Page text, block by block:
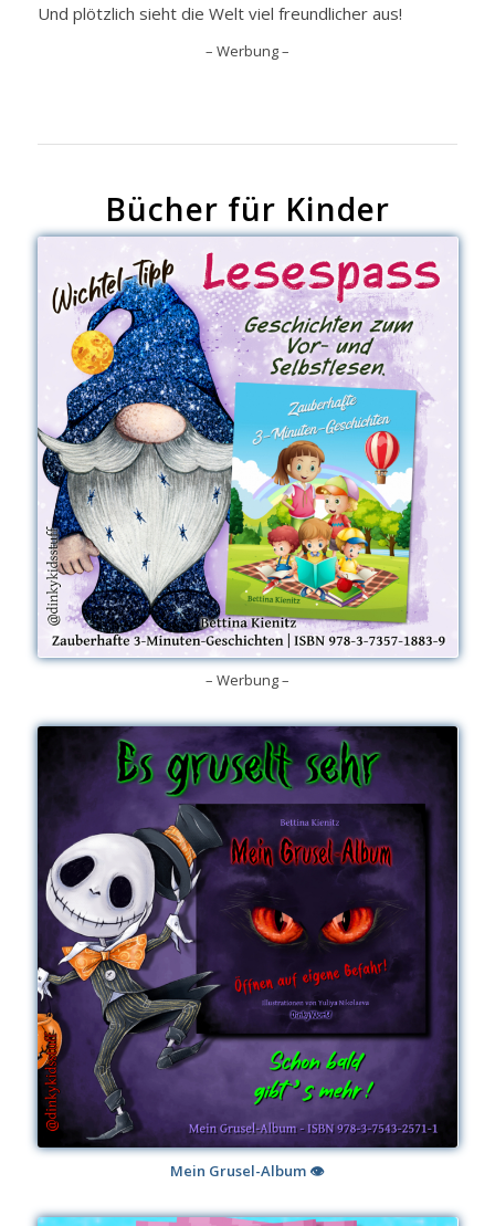
Und plötzlich sieht die Welt viel freundlicher aus!
– Werbung –
Bücher für Kinder
– Werbung –
Mein Grusel-Album 👁